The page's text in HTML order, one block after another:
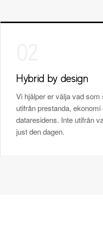
Hybrid by design
Vi hjälper er välja vad
utifrån prestanda, ekonomi
dataresidens. Inte utifrån
just den dagen.